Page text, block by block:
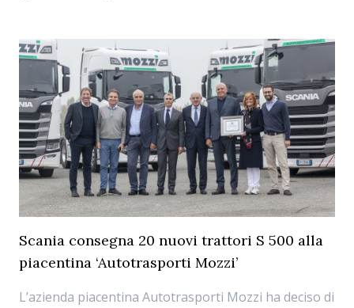
Scania consegna 20 nuovi trattori S 500 alla
piacentina ‘Autotrasporti Mozzi’
L’azienda piacentina Autotrasporti Mozzi ha deciso di